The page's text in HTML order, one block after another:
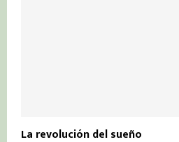
La revolución del sueño